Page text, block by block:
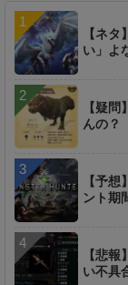
【ネ
い」よ
【疑
んの？
【予
ント期
【悲
い不具